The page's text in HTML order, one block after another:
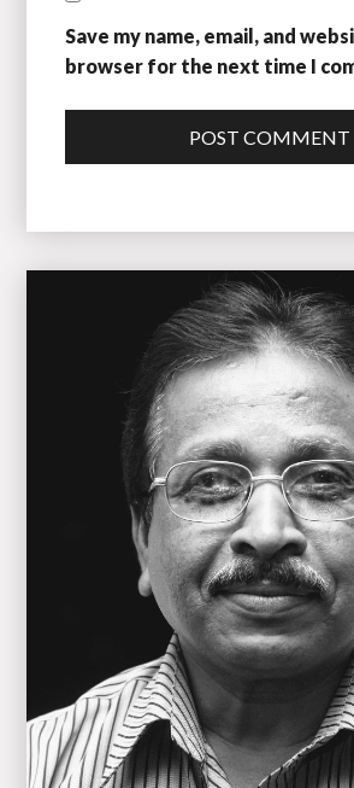
Save my name, email, and
browser for the next time I
POST COMMENT